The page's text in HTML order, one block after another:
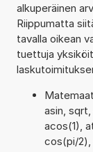
alkuperäinen
Riippumatta
tavalla oikean
tuettuja
asin,
acos(1),
cos(pi/2),